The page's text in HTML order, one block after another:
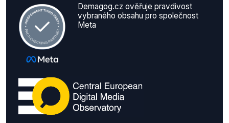
Demagog.cz ověřuje pravdivost
vybraného obsahu pro společnost
Meta